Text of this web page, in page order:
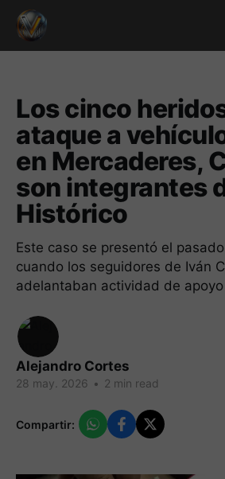
Los cinco
ataque a
en Mercaderes,
son integrantes
Histórico
Este caso se presentó el
cuando los seguidores de Iván
adelantaban actividad de
Alejandro Cortes
28 may. 2026 • 2 min read
Compartir: